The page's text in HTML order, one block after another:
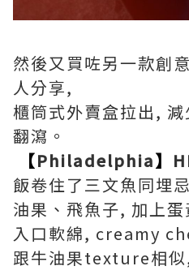
然後又買咗另一款創
人分享,
櫃筒式外賣盒拉出,
翻瀉。
【Philadelphia】
飯卷住了三文魚同埋
油果、飛魚子, 加上
入口軟綿, creamy
跟牛油果texture相似